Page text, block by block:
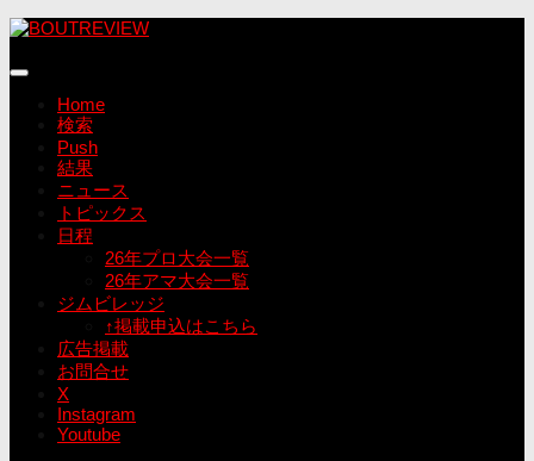
コ
テ
Home
検索
Push
結果
ニュース
トピックス
日程
26年プロ大会一覧
26年アマ大会一覧
ジムビレッジ
↑掲載申込はこちら
広告掲載
お問合せ
X
Instagram
Youtube